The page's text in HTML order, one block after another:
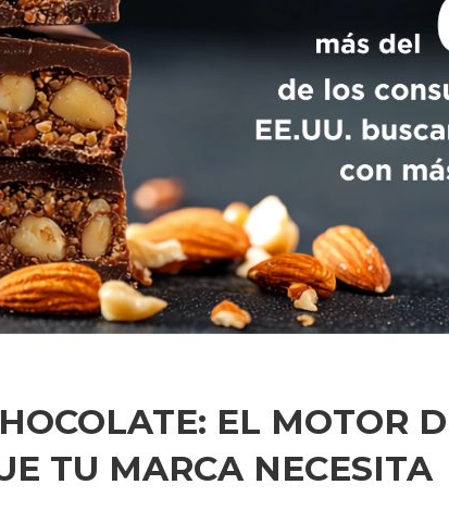
EL MOTOR
TU MARCA NECESITA